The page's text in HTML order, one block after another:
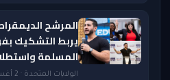
المرشح
يربط التشكيك
المسلمة
الولايات المتحدة · 2 أغسطس 2026 — 3:35 PM